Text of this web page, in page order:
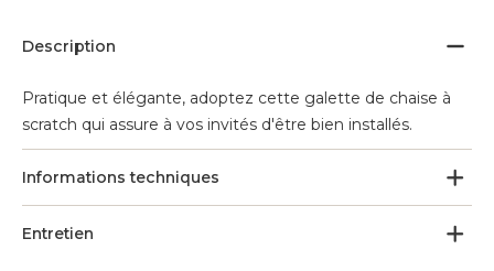
Description
Pratique et élégante, adoptez cette galette de chaise à
scratch qui assure à vos invités d'être bien installés.
Informations techniques
Entretien